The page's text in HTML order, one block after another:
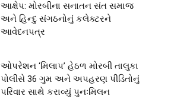
આક્ષેપ: મોરબીના સનાતન સંત સમાજ
અને હિન્દુ સંગઠનોનું કલેક્ટરને
આવેદનપત્ર
ઓપરેશન ‘મિલાપ’ હેઠળ મોરબી તાલુકા
પોલીસે 36 ગુમ અને અપહરણ પીડિતોનું
પરિવાર સાથે કરાવ્યું પુનઃમિલન